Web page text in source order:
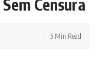
Censura
5 Min Read